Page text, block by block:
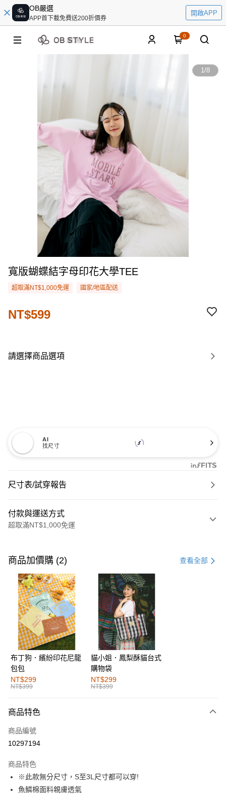
OB嚴選
APP首下載免費送200折價券
開啟APP
0
1/8
寬版蝴蝶結字母印花大學TEE
超取滿NT$1,000免運 國家/地區配送
NT$599
請選擇商品選項
AI
找尺寸
尺寸表/試穿報告
付款與運送方式
超取滿NT$1,000免運
信用卡一次付款
購物金
超商取貨付款
LINE Pay
街口支付
運送方式
全家取貨付款
每筆NT$60，滿NT$1,000(含以上)免運費
付款後全家取貨
萊爾富取貨付款
付款後萊爾富取貨
每筆NT$60，滿NT$1,000(含以上)免運費
商品加價購 (2) 查看全部
布丁狗．繽紛印花尼龍
包包
NT$299
NT$399
貓小姐．鳳梨酥貓台式
購物袋
NT$299
NT$399
商品特色
商品編號
10297194
商品特色
※此款無分尺寸，S至3L尺寸都可以穿!
魚鱗棉面料親膚透氣